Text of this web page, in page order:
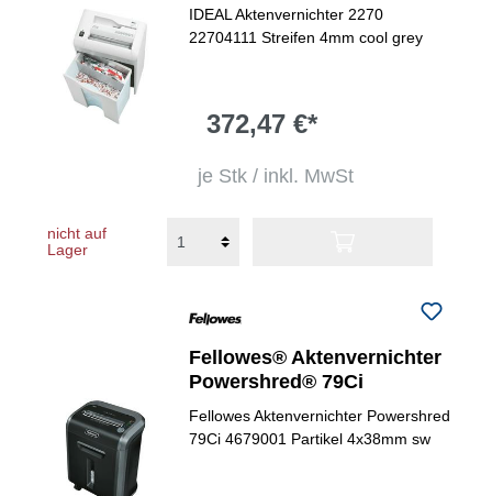
IDEAL Aktenvernichter 2270
22704111 Streifen 4mm cool grey
372,47 €*
je Stk / inkl. MwSt
nicht auf
Lager
Fellowes® Aktenvernichter
Powershred® 79Ci
Fellowes Aktenvernichter Powershred
79Ci 4679001 Partikel 4x38mm sw